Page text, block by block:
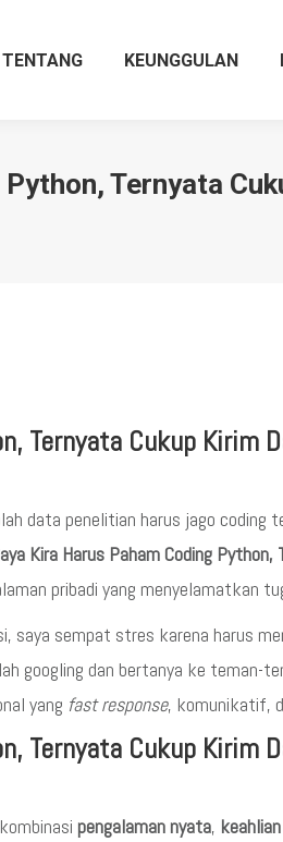
TENTANG KEUNGGULAN
Ternyata
Ternyata Cukup Kirim
data penelitian harus jago coding
Kira Harus Paham Coding
pribadi yang menyelamatkan
saya sempat stres karena harus
googling dan bertanya ke teman-
yang fast response, komunikatif,
Ternyata Cukup Kirim
pengalaman nyata,